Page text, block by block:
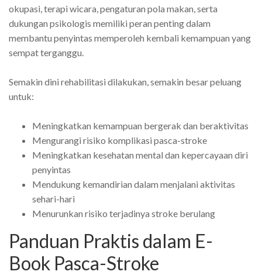
okupasi, terapi wicara, pengaturan pola makan, serta
dukungan psikologis memiliki peran penting dalam
membantu penyintas memperoleh kembali kemampuan yang
sempat terganggu.
Semakin dini rehabilitasi dilakukan, semakin besar peluang
untuk:
Meningkatkan kemampuan bergerak dan beraktivitas
Mengurangi risiko komplikasi pasca-stroke
Meningkatkan kesehatan mental dan kepercayaan diri
penyintas
Mendukung kemandirian dalam menjalani aktivitas
sehari-hari
Menurunkan risiko terjadinya stroke berulang
Panduan Praktis dalam E-
Book Pasca-Stroke